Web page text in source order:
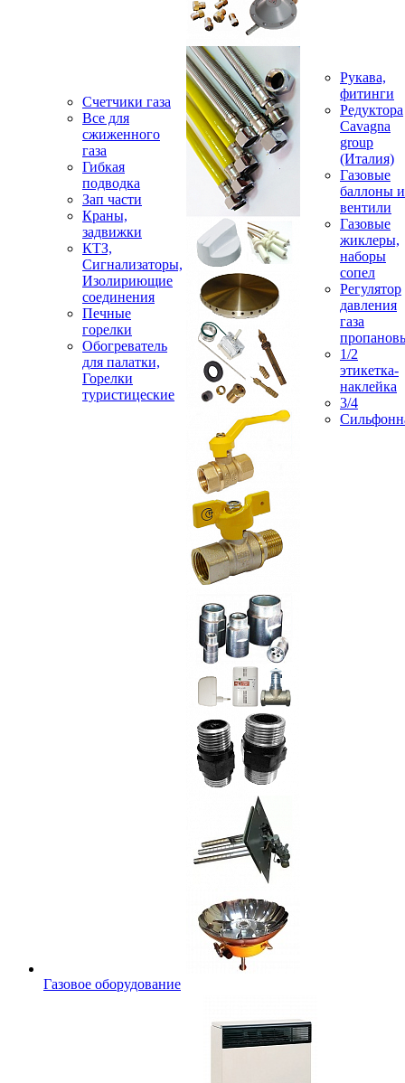
Счетчики газа
Все для
сжиженного
газа
Гибкая
подводка
Зап части
Краны,
задвижки
КТЗ,
Сигнализаторы,
Изолириющие
соединения
Печные
горелки
Обогреватель
для палатки,
Горелки
туристицеские
Рукава,
фитинги
Редуктора
Cavagna
group
(Италия)
Газовые
баллоны и
вентили
Газовые
жиклеры,
наборы
сопел
Регулятор
давления
газа
1/2
этикетка-
наклейка
3/4
Газовое оборудование